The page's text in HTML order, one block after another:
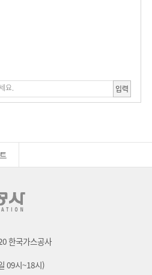
입력
한국가스공사
09시~18시)